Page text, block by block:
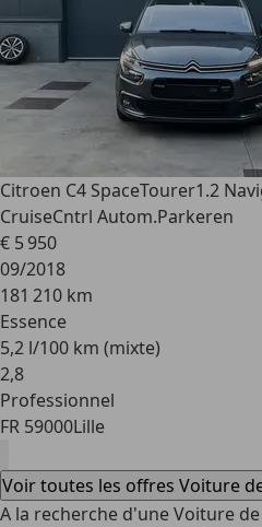
Citroen C4 SpaceTourer1.2
CruiseCntrl Autom.Parkeren
€ 5 950
09/2018
181 210 km
Essence
5,2 l/100 km (mixte)
2,8
Professionnel
FR 59000Lille
Voir toutes les offres Voiture
A la recherche d'une Voiture